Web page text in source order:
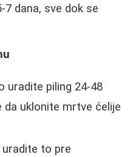
dana, sve dok se
uradite piling 24-48
da uklonite mrtve ćelije
to pre